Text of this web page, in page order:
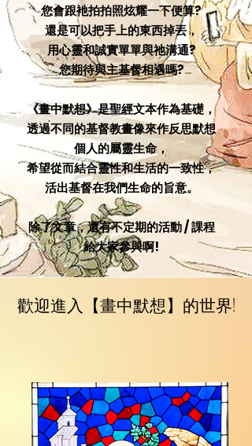
您會跟衪拍拍照炫耀一下便算?
還是可以把手上的東西掉丟，
用心靈和誠實單單與祂溝通?
您期待與主基督相遇嗎?
《畫中默想》是聖經文本作為基礎，
透過不同的基督教畫像來作反思默想
個人的屬靈生命，
希望從而結合靈性和生活的一致性，
活出基督在我們生命的旨意。
​除了文章，還有不定期的活動 / 課程
給大家參與啊!
歡迎進入【畫中默想】的世界!